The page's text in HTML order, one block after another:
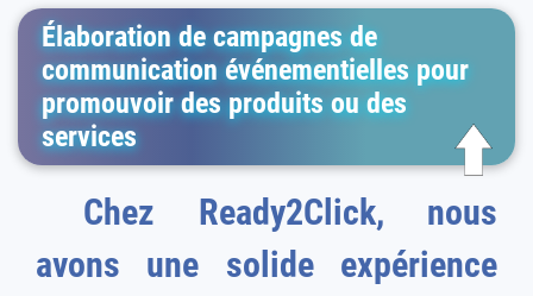
Élaboration de campagnes de
communication événementielles pour
promouvoir des produits ou des
services
Chez Ready2Click, nous
avons une solide expérience